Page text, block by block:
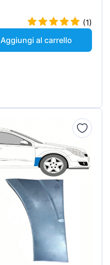
(1)
Aggiungi al carrello